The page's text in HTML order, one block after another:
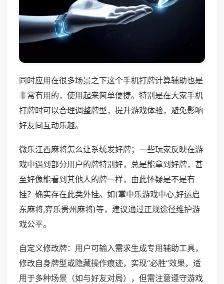
同时应用在很多场景之下这个手机打牌计算辅助也是
非常有用的，使用起来简单便捷。特别是在大家手机
打牌时可以合理调整牌型，提升游戏体验，避免影响
好友间互动乐趣。
微乐江西麻将怎么让系统发好牌；一些玩家反映在游
戏中遇到部分用户的牌特别好，总是能拿到好牌，甚
至好像能看到其他人的牌一样，由此怀疑是不是有
挂？确实存在此类外挂。如(掌中乐游戏中心,好运启
东麻将,弈乐贵州麻将)等，建议通过正规途径维护游
戏公平。
自定义修改牌：用户可输入需求生成专用辅助工具，
修改自身牌型或隐藏操作痕迹，实现“必胜”效果，适
用于多种场景（如与好友对局），但需注意遵守游戏